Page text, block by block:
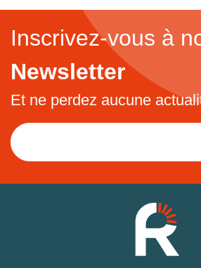
Inscrivez-vous à
Newsletter
Et ne perdez aucune